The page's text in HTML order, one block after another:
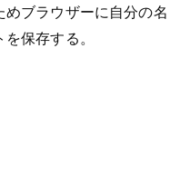
ブラウザーに自分の名
保存する。